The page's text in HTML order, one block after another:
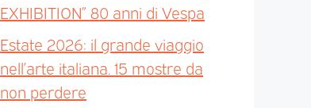
EXHIBITION” 80 anni di Vespa
Estate 2026: il grande viaggio
nell’arte italiana. 15 mostre da
non perdere